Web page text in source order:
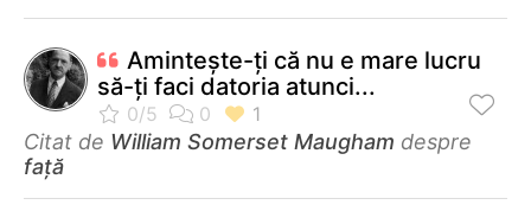
Aminteşte-ţi că nu e mare lucru
să-ţi faci datoria atunci...
Citat de William Somerset Maugham despre
față